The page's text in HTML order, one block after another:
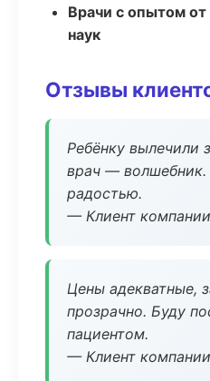
Врачи с опытом
наук
Отзывы
Ребёнку вылечили
врач —
радостью.
— Клиент компании
Цены адекватные,
прозрачно. Буду
пациентом.
— Клиент компании